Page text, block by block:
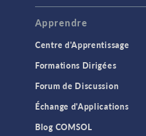
Apprendre
Centre d'Apprentissage
Formations Dirigées
Forum de Discussion
Échange d'Applications
Blog COMSOL